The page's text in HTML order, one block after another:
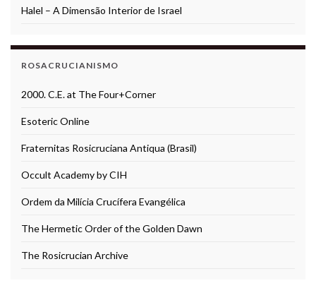
Halel – A Dimensão Interior de Israel
ROSACRUCIANISMO
2000. C.E. at The Four+Corner
Esoteric Online
Fraternitas Rosicruciana Antiqua (Brasil)
Occult Academy by CIH
Ordem da Milícia Crucífera Evangélica
The Hermetic Order of the Golden Dawn
The Rosicrucian Archive